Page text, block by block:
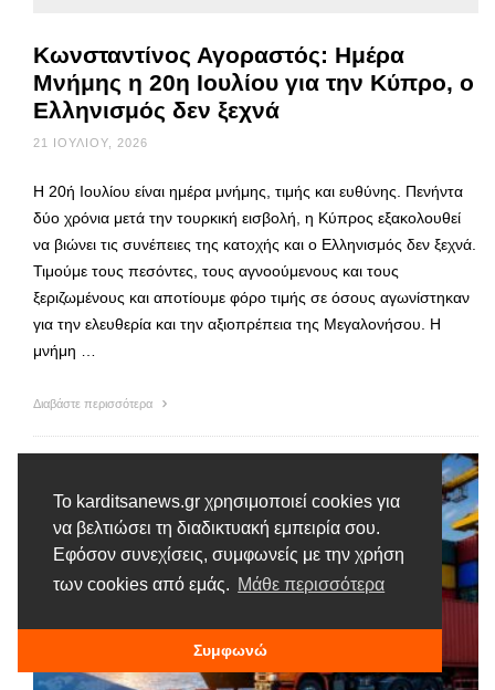
Το karditsanews.gr χρησιμοποιεί cookies για
να βελτιώσει τη διαδικτυακή εμπειρία σου.
Εφόσον συνεχίσεις, συμφωνείς με την χρήση
των cookies από εμάς. Μάθε περισσότερα
Συμφωνώ
Κωνσταντίνος Αγοραστός: Ημέρα
Μνήμης η 20η Ιουλίου για την Κύπρο, ο
Ελληνισμός δεν ξεχνά
21 ΙΟΥΛΊΟΥ, 2026
Η 20ή Ιουλίου είναι ημέρα μνήμης, τιμής και ευθύνης. Πενήντα
δύο χρόνια μετά την τουρκική εισβολή, η Κύπρος εξακολουθεί
να βιώνει τις συνέπειες της κατοχής και ο Ελληνισμός δεν ξεχνά.
Τιμούμε τους πεσόντες, τους αγνοούμενους και τους
ξεριζωμένους και αποτίουμε φόρο τιμής σε όσους αγωνίστηκαν
για την ελευθερία και την αξιοπρέπεια της Μεγαλονήσου. Η
μνήμη …
Διαβάστε περισσότερα